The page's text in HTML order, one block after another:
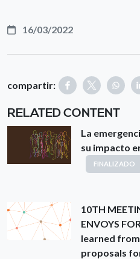
16/03/2022
compartir:
RELATED CONTENT
La
su impacto
FINALIZADO
10TH
ENVOYS
learned
proposals